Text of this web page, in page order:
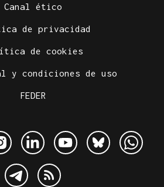
Canal ético
de privacidad
de cookies
y condiciones de uso
FEDER